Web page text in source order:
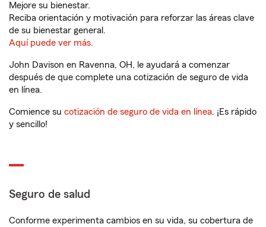
Mejore su bienestar.
Reciba orientación y motivación para reforzar las áreas clave
de su bienestar general.
Aquí puede ver más.
John Davison en Ravenna, OH, le ayudará a comenzar
después de que complete una cotización de seguro de vida
en línea.
Comience su cotización de seguro de vida en línea. ¡Es rápido
y sencillo!
Seguro de salud
Conforme experimenta cambios en su vida, su cobertura de